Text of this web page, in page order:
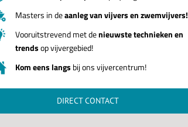
Masters in deaanleg van vijvers en zwemvijvers!
Vooruitstrevend met denieuwste technieken en
trendsop vijvergebied!
Kom eens langs bij ons vijvercentrum!
DIRECT CONTACT